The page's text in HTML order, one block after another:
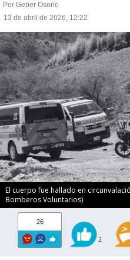
Por Geber Osorio
13 de abril de 2026, 12:22
El cuerpo fue hallado en
Bomberos Voluntarios)
26
2